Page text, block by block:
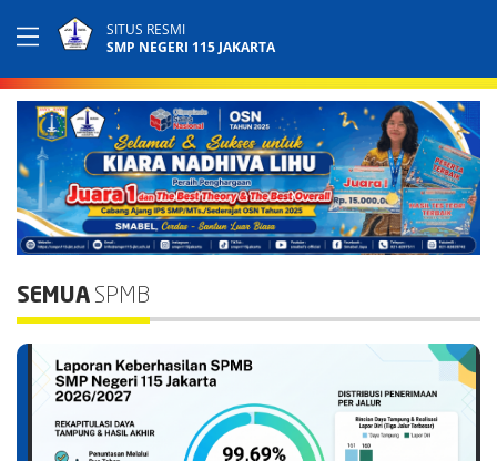
SITUS RESMI
SMP NEGERI 115 JAKARTA
SEMUA SPMB